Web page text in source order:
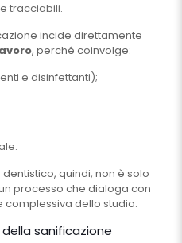
tracciabili.
incide direttamente
, perché coinvolge:
e disinfettanti);
quindi, non è solo
processo che dialoga con
complessiva dello studio.
sanificazione